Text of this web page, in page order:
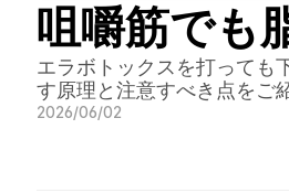
咀嚼筋でも
エラボトックスを打っても
す原理と注意すべき点をご
2026/06/02